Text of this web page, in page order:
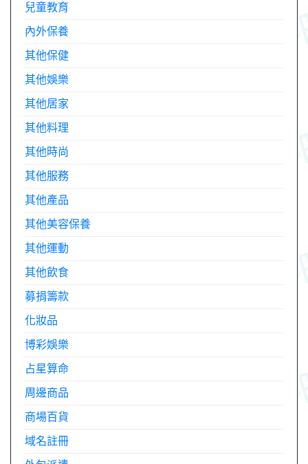
兒童教育
內外保養
其他保健
其他娛樂
其他居家
其他料理
其他時尚
其他服務
其他產品
其他美容保養
其他運動
其他飲食
募捐籌款
化妝品
博彩娛樂
占星算命
周邊商品
商場百貨
域名註冊